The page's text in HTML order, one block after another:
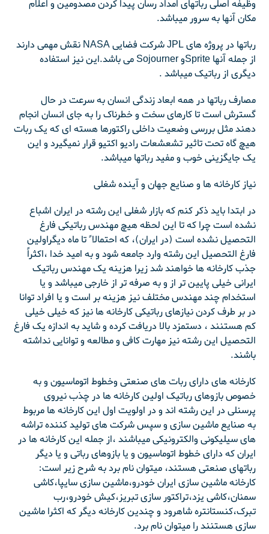
وظیفه اصلی رباتهای امداد رسان پیدا کردن مصدومین و اعلام
مکان آنها به سرور میباشد.
رباتها در پروژه های JPL شرکت فضایی NASA نقش مهمی دارند
از جمله آنها Spriteو Sojourner می باشد.این نیز استفاده
دیگری از رباتیک میباشد .
مصارف رباتها در همه ابعاد زندگی انسان به سرعت در حال
گسترش است تا کارهای سخت و خطرناک را به جای انسان انجام
دهند مثل بررسی وضعیت داخلی راکتورها هسته ای که یک ربات
هیچ گاه تحت تاثیر تشعشعات رادیو اکتیو قرار نمیگیرد و این
یک جایگزینی خوب و مفید رباتها میباشد.
نیاز کارخانه ها و صنایع جهان و آینده شغلی
در ابتدا باید ذکر کنم که بازار شغلی این رشته در ایران اشباع
نشده است چرا که تا این لحظه هیچ مهندس رباتیکی فارغ
التحصیل نشده است (در ایران)، که احتمالا ً تا ماه دیگراولین
فارغ التحصیل این رشته وارد جامعه شود و به امید خدا ،اکثراً
جذب کارخانه ها خواهند شد زیرا هزینه یک مهندس رباتیک
ایرانی خیلی پایین تر از و به صرفه تر از خارجی میباشد و یا
استخدام چند مهندس مختلف نیز هزینه بر است و یا افراد توانا
در بر طرف کردن نیازهای رباتیکی کارخانه ها نیز که خیلی خیلی
کم هستنند ، دستمزد بالا دریافت کرده و شاید به اندازه یک فارغ
التحصیل این رشته نیز مهارت کافی و مطالعه و توانایی نداشته
باشند.
کارخانه های دارای ربات های صنعتی وخطوط اتوماسیون و به
خصوص بازوهای رباتیک اولین کارخانه ها در چذب نیروی
پرسنلی در این رشته اند و در اولویت اول این کارخانه ها مربوط
به صنایع ماشین سازی و سپس شرکت های تولید کننده تراشه
های سیلیکونی والکترونیکی میباشند ،از جمله این کارخانه ها در
ایران که دارای خطوط اتوماسیون و یا بازوهای رباتی و یا دیگر
رباتهای صنعتی هستند، میتوان نام برد به شرح زیر است:
کارخانه ماشین سازی ایران خودرو،ماشین سازی سایپا،کاشی
سمنان،کاشی یزد،تراکتور سازی تبریز،کیش خودرو،رب
تبرک،کنستانتره شاهرود و چندین کارخانه دیگر که اکثرا ماشین
سازی هستنند را میتوان نام برد.